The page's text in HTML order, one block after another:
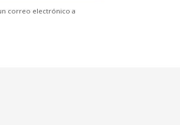
correo electrónico a